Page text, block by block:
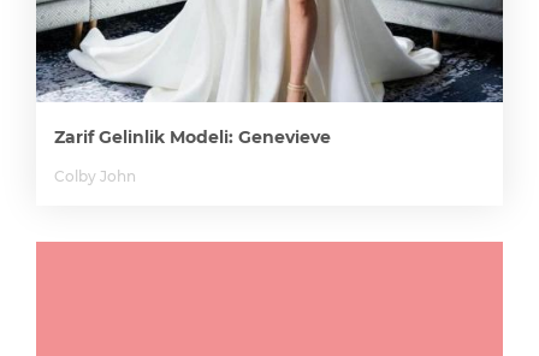
Zarif Gelinlik Modeli: Genevieve
Colby John